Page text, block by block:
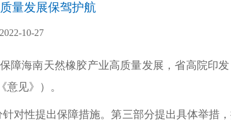
量发展保驾护航
10-27
障海南天然橡胶产业高质量发展，省高院印
意见》）。
对性提出保障措施。第三部分提出具体举措